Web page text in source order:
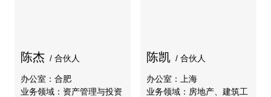
陈杰 / 合伙人
办公室：合肥
业务领域：资产管理与投资
陈凯 / 合伙人
办公室：上海
业务领域：房地产、建筑工